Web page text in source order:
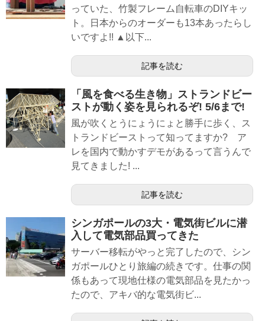
っていた、竹製フレーム自転車のDIYキッ
ト。日本からのオーダーも13本あったらし
いですよ!! ▲以下...
記事を読む
「風を食べる生き物」ストランドビー
ストが動く姿を見られるぞ! 5/6まで!
風が吹くとうにょうにょと勝手に歩く、ス
トランドビーストって知ってますか? ア
レを国内で動かすデモがあるって言うんで
見てきました! ...
記事を読む
シンガポールの3大・電気街ビルに潜
入して電気部品買ってきた
サーバー移転がやっと完了したので、シン
ガポールひとり旅編の続きです。仕事の関
係もあって現地仕様の電気部品を見たかっ
たので、アキバ的な電気街ビ...